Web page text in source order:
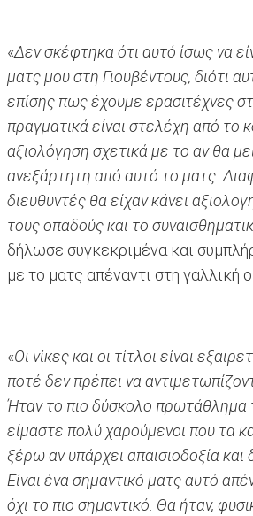
«Δεν σκέφτηκα ότι αυτό ίσως να
ματς μου στη Γιουβέντους, διότι
επίσης πως έχουμε ερασιτέχνες
πραγματικά είναι στελέχη από το
αξιολόγηση σχετικά με το αν θα
ανεξάρτητη από αυτό το ματς.
διευθυντές θα είχαν κάνει
τους οπαδούς και το
δήλωσε συγκεκριμένα και
με το ματς απέναντι στη γαλλική
«Οι νίκες και οι τίτλοι είναι
ποτέ δεν πρέπει να
Ήταν το πιο δύσκολο πρωτάθλημα
είμαστε πολύ χαρούμενοι που τα
ξέρω αν υπάρχει απαισιοδοξία και
Είναι ένα σημαντικό ματς αυτό
όχι το πιο σημαντικό. Θα ήταν,